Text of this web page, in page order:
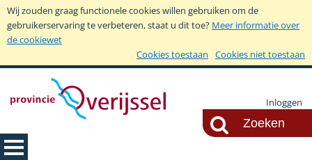
Wij zouden graag functionele cookies willen gebruiken om de
gebruikerservaring te verbeteren, staat u dit toe? Meer informatie over
de cookiewet
Cookies toestaan
Cookies niet toestaan
Inloggen